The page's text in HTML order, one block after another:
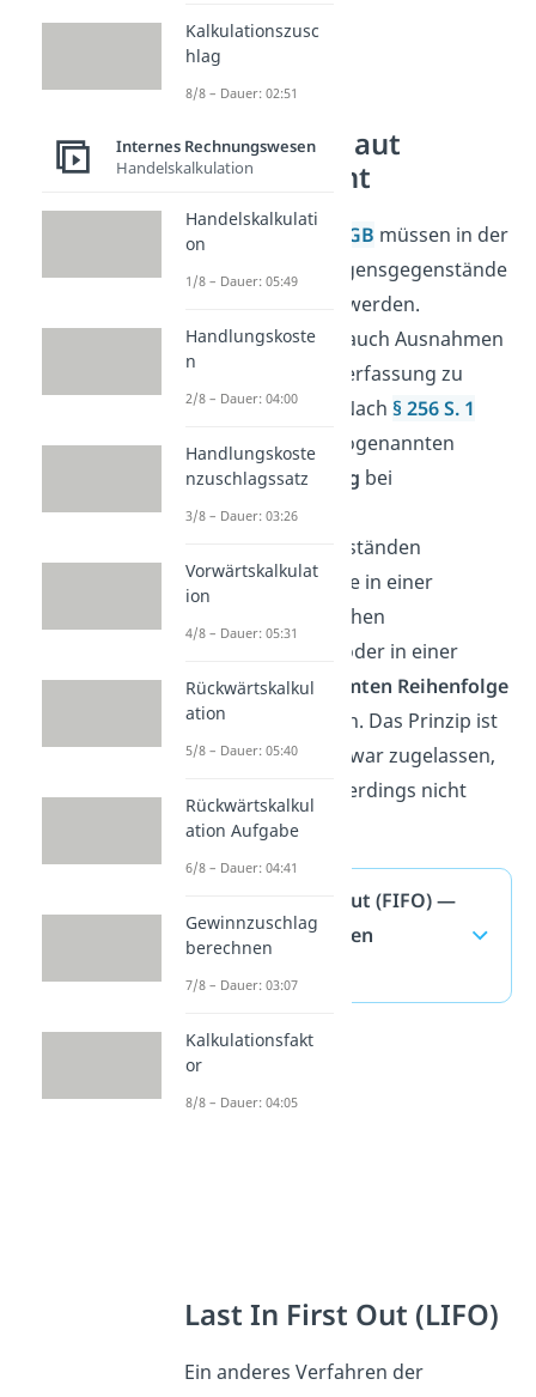
Bewertung laut
Handelsrecht
Laut§ 252 I Nr.3 HGB müssen in der
Bilanz
alle Vermögensgegenstände
werden.
Allerdings gibt es auch Ausnahmen
für die eine Einzelerfassung zu
aufwendig wäre. Nach § 256 S. 1
HGBwird in der sogenannten
Sammelbewertung bei
gleichartigen
Vermögensgegenständen
unterstellt, dass sie in einer
bestimmten zeitlichen
oder in einer
sonstigenbestimmten Reihenfolge
verbraucht werden. Das Prinzip ist
handelsrechtlich zwar zugelassen,
steuerrechtlich allerdings nicht
erlaubt.
First In First Out (FIFO) —
häufigste Fragen
Last In First Out (LIFO)
Ein anderes Verfahren der
Kalkulationszusc
hlag
8/8 – Dauer: 02:51
Internes Rechnungswesen
Handelskalkulation
Handelskalkulati
on
1/8 – Dauer: 05:49
Handlungskoste
n
2/8 – Dauer: 04:00
Handlungskoste
nzuschlagssatz
3/8 – Dauer: 03:26
Vorwärtskalkulat
ion
4/8 – Dauer: 05:31
Rückwärtskalkul
ation
5/8 – Dauer: 05:40
Rückwärtskalkul
ation Aufgabe
6/8 – Dauer: 04:41
Gewinnzuschlag
berechnen
7/8 – Dauer: 03:07
Kalkulationsfakt
or
8/8 – Dauer: 04:05